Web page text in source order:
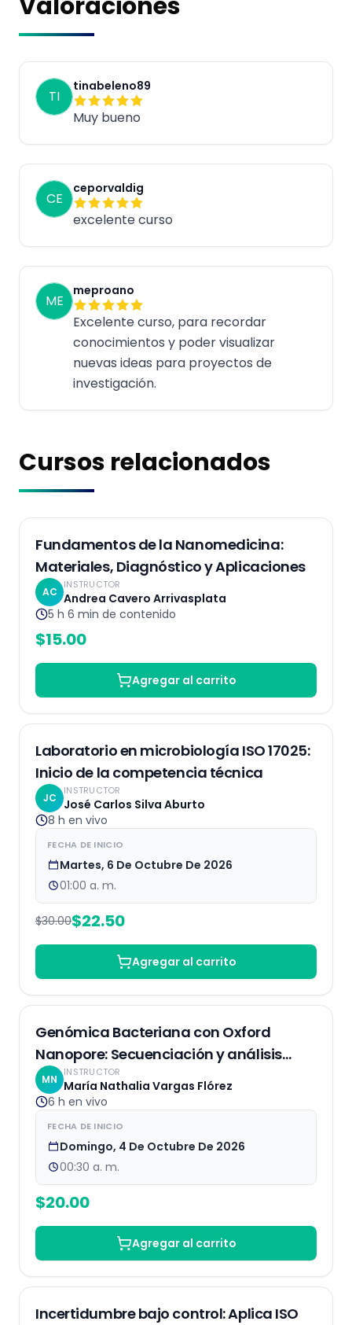
TI
tinabeleno89
Muy bueno
CE
ceporvaldig
excelente curso
ME
meproano
Excelente curso, para recordar
conocimientos y poder visualizar
nuevas ideas para proyectos de
investigación.
Cursos relacionados
Fundamentos de la Nanomedicina:
Materiales, Diagnóstico y Aplicaciones
AC
INSTRUCTOR
Andrea Cavero Arrivasplata
5 h 6 min de contenido
$15.00
Agregar al carrito
25 % OFF EN VIVO
Laboratorio en microbiología ISO 17025:
Inicio de la competencia técnica
JC
INSTRUCTOR
José Carlos Silva Aburto
8 h en vivo
FECHA DE INICIO
Martes, 6 De Octubre De 2026
01:00 a. m.
$30.00$22.50
Agregar al carrito
Genómica Bacteriana con Oxford
Nanopore: Secuenciación y análisis
bioinformático
MN
INSTRUCTOR
María Nathalia Vargas Flórez
6 h en vivo
FECHA DE INICIO
Domingo, 4 De Octubre De 2026
00:30 a. m.
$20.00
Agregar al carrito
25% OFF
Incertidumbre bajo control: Aplica ISO